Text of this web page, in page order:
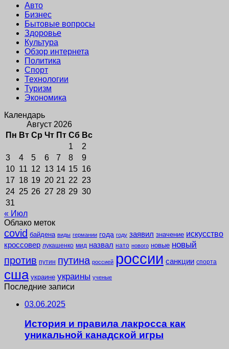
Авто
Бизнес
Бытовые вопросы
Здоровье
Культура
Обзор интернета
Политика
Спорт
Технологии
Туризм
Экономика
Календарь
Август 2026
Пн Вт Ср Чт Пт Сб Вс
1
2
3
4 5 6 7 8
9
10 11 12 13 14 15 16
17 18 19 20 21 22 23
24 25 26 27 28 29 30
31
« Июл
Облако меток
covid байдена виды германии года году заявил значение искусство
кроссовер лукашенко мид назвал нато нового новые новый
против путин путина россией россии санкции спорта
сша украине украины ученые
Последние записи
03.06.2025
История и правила лакросса как
уникальной канадской игры